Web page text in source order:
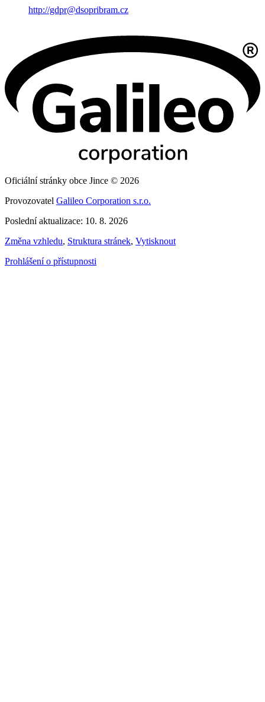
http://gdpr@dsopribram.cz
Oficiální stránky obce Jince © 2026
Provozovatel Galileo Corporation s.r.o.
Poslední aktualizace: 10. 8. 2026
Změna vzhledu, Struktura stránek, Vytisknout
Prohlášení o přístupnosti